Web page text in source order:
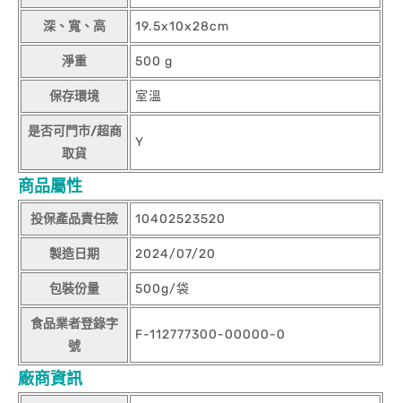
深、寬、高 19.5x10x28cm
淨重 500 g
保存環境 室溫
是否可門市/超商
取貨
Y
商品屬性
投保產品責任險 10402523520
製造日期 2024/07/20
包裝份量 500g/袋
食品業者登錄字
號
F-112777300-00000-0
廠商資訊